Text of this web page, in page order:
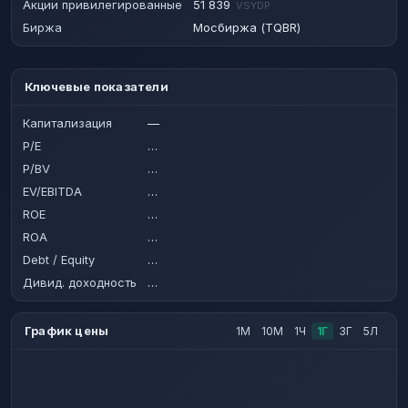
Акции привилегированные 51 839 VSYDP
Биржа Мосбиржа (TQBR)
Ключевые показатели
Капитализация
—
P/E
…
P/BV
…
EV/EBITDA
…
ROE
…
ROA
…
Debt / Equity
…
Дивид. доходность
…
График цены 1М 10М 1Ч 1Г 3Г 5Л